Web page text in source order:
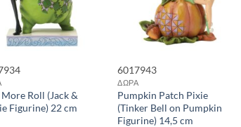
Roll (Jack &
Figurine) 22 cm
6017943
ΔΩΡΑ
Pumpkin Patch Pixie
(Tinker Bell on Pumpkin
Figurine) 14,5 cm